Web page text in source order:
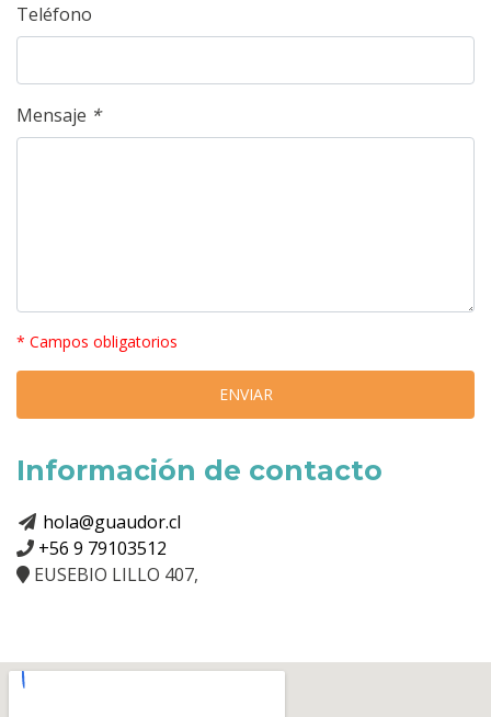
Teléfono
Mensaje *
* Campos obligatorios
Información de contacto
hola@guaudor.cl
+56 9 79103512
EUSEBIO LILLO 407,